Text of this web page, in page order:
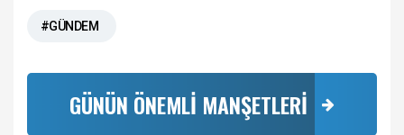
#GÜNDEM
GÜNÜN ÖNEMLİ MANŞETLERİ